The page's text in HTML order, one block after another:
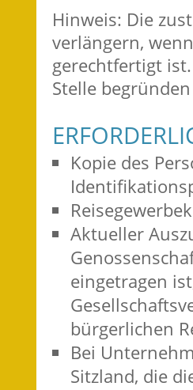
Hinweis: Die
verlängern,
gerechtfertigt
Stelle
Kopie des
Aktueller
eingetragen
bürgerlichen
Bei
Sitzland, die